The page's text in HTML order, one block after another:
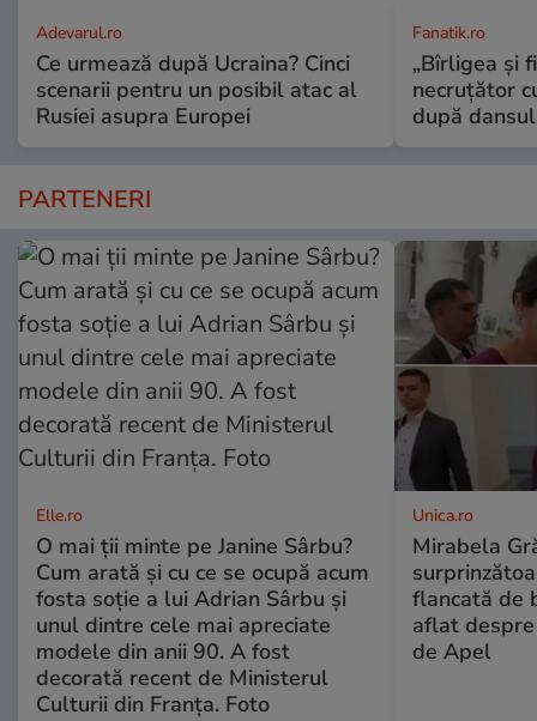
Adevarul.ro
Ce urmează după Ucraina? Cinci
scenarii pentru un posibil atac al
Rusiei asupra Europei
Fanatik.ro
„Bîrligea şi
necruţător
după
PARTENERI
Elle.ro
O mai ții minte pe Janine Sârbu?
Cum arată și cu ce se ocupă acum
fosta soție a lui Adrian Sârbu și
unul dintre cele mai apreciate
modele din anii 90. A fost
decorată recent de Ministerul
Culturii din Franța. Foto
Unica.ro
Mirabela
flancată de
aflat
de Apel